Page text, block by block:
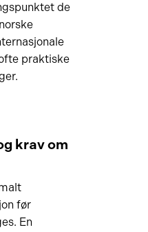
de
praktiske
krav om
før
En